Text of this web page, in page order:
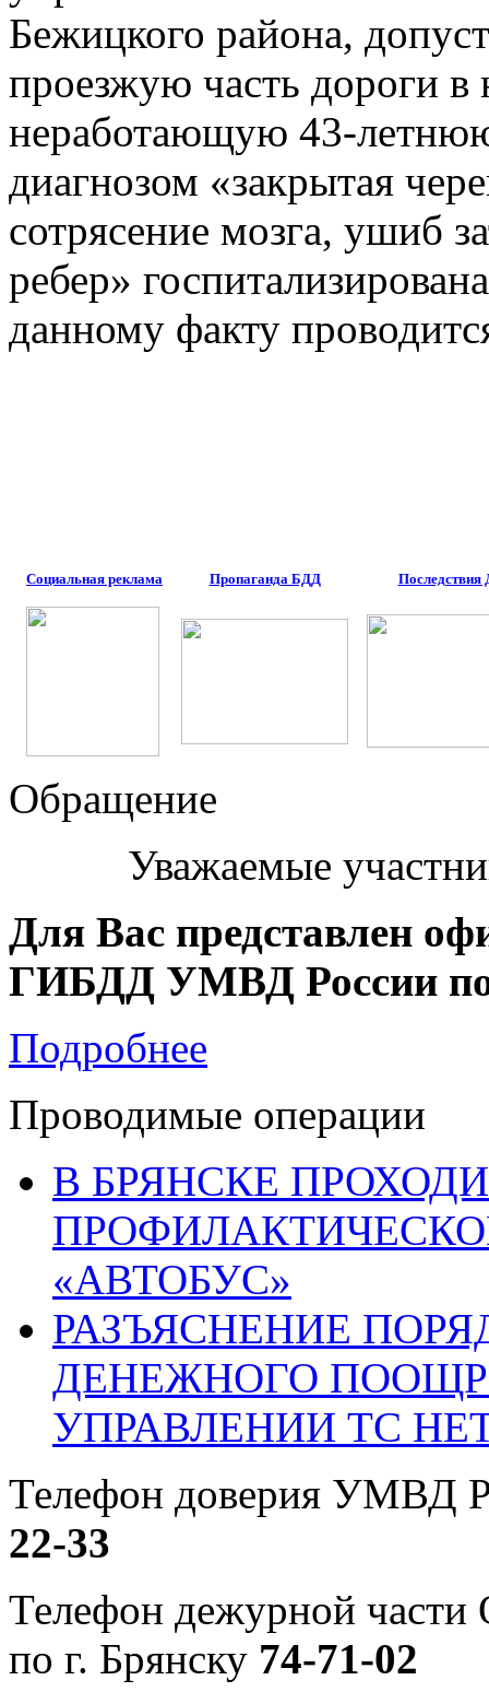
Бежицкого района,
проезжую часть дороги
неработающую 43-
диагнозом «закрытая
сотрясение мозга, ушиб
ребер»
данному факту
Социальная реклама Пропаганда БДД
Обращение
Уважаемые
Для Вас представлен
ГИБДД УМВД России по
Подробнее
Проводимые операции
В БРЯНСКЕ
«АВТОБУС»
РАЗЪЯСНЕНИЕ
ДЕНЕЖНОГО
УПРАВЛЕНИИ ТС
Телефон доверия УМВД
22-33
Телефон дежурной
по г. Брянску 74-71-02